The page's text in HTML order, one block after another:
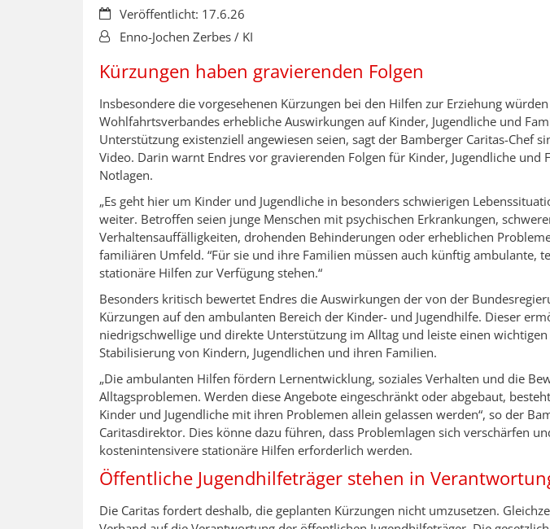
Datum:Veröffentlicht: 17.6.26
Von:Enno-Jochen Zerbes / KI
Kürzungen haben gravierenden Folgen
Insbesondere die vorgesehenen Kürzungen bei den Hilfen zur Erziehung
Wohlfahrtsverbandes erhebliche Auswirkungen auf Kinder, Jugendliche und
Unterstützung existenziell angewiesen seien, sagt der Bamberger Caritas-Chef
Video. Darin warnt Endres vor gravierenden Folgen für Kinder, Jugendliche und
Notlagen.
„Es geht hier um Kinder und Jugendliche in besonders schwierigen
weiter. Betroffen seien junge Menschen mit psychischen Erkrankungen,
Verhaltensauffälligkeiten, drohenden Behinderungen oder erheblichen
familiären Umfeld. “Für sie und ihre Familien müssen auch künftig ambulante,
stationäre Hilfen zur Verfügung stehen.“
Besonders kritisch bewertet Endres die Auswirkungen der von der
Kürzungen auf den ambulanten Bereich der Kinder- und Jugendhilfe. Dieser
niedrigschwellige und direkte Unterstützung im Alltag und leiste einen
Stabilisierung von Kindern, Jugendlichen und ihren Familien.
„Die ambulanten Hilfen fördern Lernentwicklung, soziales Verhalten und die
Alltagsproblemen. Werden diese Angebote eingeschränkt oder abgebaut,
Kinder und Jugendliche mit ihren Problemen allein gelassen werden“, so der
Caritasdirektor. Dies könne dazu führen, dass Problemlagen sich verschärfen
kostenintensivere stationäre Hilfen erforderlich werden.
Öffentliche Jugendhilfeträger stehen in
Die Caritas fordert deshalb, die geplanten Kürzungen nicht umzusetzen.